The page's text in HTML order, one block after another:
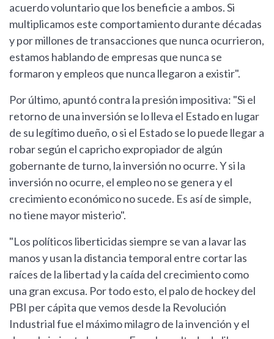
acuerdo voluntario que los beneficie a ambos. Si
multiplicamos este comportamiento durante décadas
y por millones de transacciones que nunca ocurrieron,
estamos hablando de empresas que nunca se
formaron y empleos que nunca llegaron a existir".
Por último, apuntó contra la presión impositiva: "Si el
retorno de una inversión se lo lleva el Estado en lugar
de su legítimo dueño, o si el Estado se lo puede llegar a
robar según el capricho expropiador de algún
gobernante de turno, la inversión no ocurre. Y si la
inversión no ocurre, el empleo no se genera y el
crecimiento económico no sucede. Es así de simple,
no tiene mayor misterio".
"Los políticos liberticidas siempre se van a lavar las
manos y usan la distancia temporal entre cortar las
raíces de la libertad y la caída del crecimiento como
una gran excusa. Por todo esto, el palo de hockey del
PBI per cápita que vemos desde la Revolución
Industrial fue el máximo milagro de la invención y el